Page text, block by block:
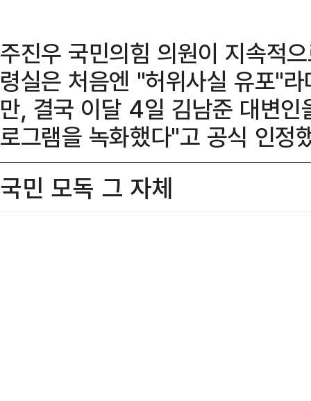
주진우 국민의힘 의원이 지속적
령실은 처음엔 "허위사실 유포"
만, 결국 이달 4일 김남준 대변
로그램을 녹화했다"고 공식 인정
국민 모독 그 자체